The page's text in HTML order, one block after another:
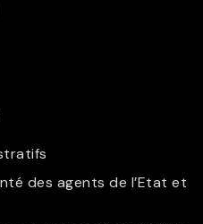
des agents de l’Etat et